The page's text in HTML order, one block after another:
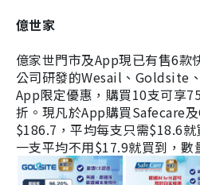
億世家
億家世門市及App現已有售6款
公司研發的Wesail、Goldsite
App限定優惠，購買10支可享
折。現凡於App購買Safecare
$186.7，平均每支只需$18.6
一支平均不用$17.9就買到，數